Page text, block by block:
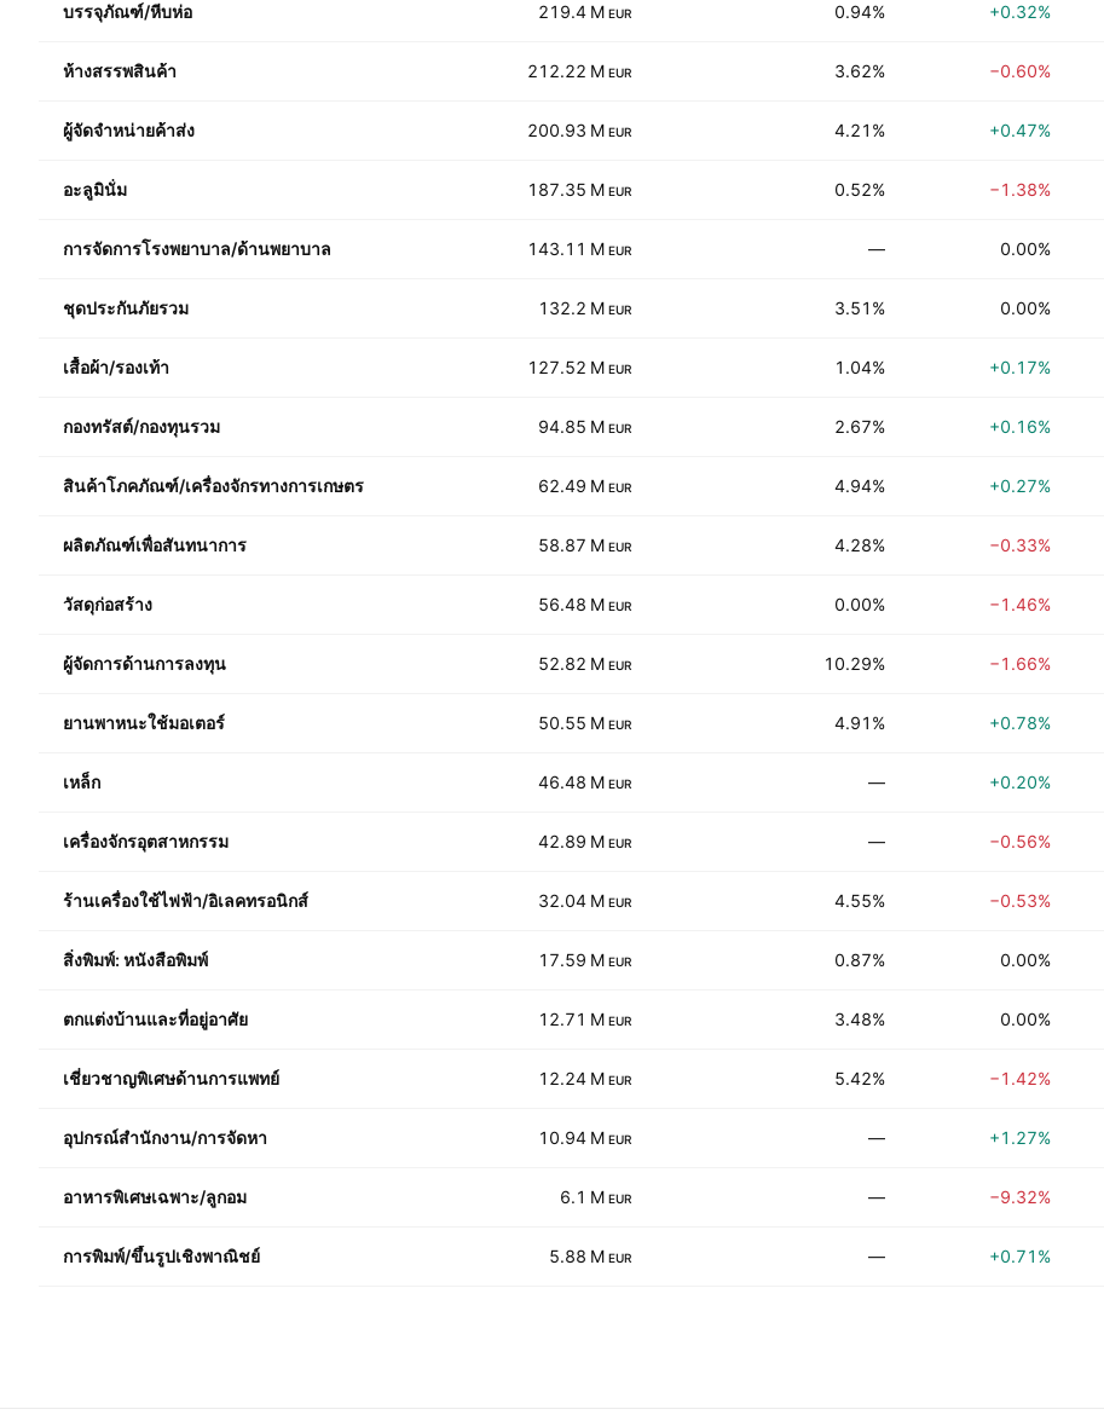
บรรจุภัณฑ์/หีบห่อ 219.4 M EUR 0.94% +0.32%
ห้างสรรพสินค้า 212.22 M EUR 3.62% −0.60%
ผู้จัดจำหน่ายค้าส่ง 200.93 M EUR 4.21% +0.47%
อะลูมินั่ม 187.35 M EUR 0.52% −1.38%
การจัดการโรงพยาบาล/ด้านพยาบาล 143.11 M EUR — 0.00%
ชุดประกันภัยรวม 132.2 M EUR 3.51% 0.00%
เสื้อผ้า/รองเท้า 127.52 M EUR 1.04% +0.17%
กองทรัสต์/กองทุนรวม 94.85 M EUR 2.67% +0.16%
สินค้าโภคภัณฑ์/เครื่องจักรทางการเกษตร 62.49 M EUR 4.94% +0.27%
ผลิตภัณฑ์เพื่อสันทนาการ 58.87 M EUR 4.28% −0.33%
วัสดุก่อสร้าง 56.48 M EUR 0.00% −1.46%
ผู้จัดการด้านการลงทุน 52.82 M EUR 10.29% −1.66%
ยานพาหนะใช้มอเตอร์ 50.55 M EUR 4.91% +0.78%
เหล็ก 46.48 M EUR — +0.20%
เครื่องจักรอุตสาหกรรม 42.89 M EUR — −0.56%
ร้านเครื่องใช้ไฟฟ้า/อิเลคทรอนิกส์ 32.04 M EUR 4.55% −0.53%
สิ่งพิมพ์: หนังสือพิมพ์ 17.59 M EUR 0.87% 0.00%
ตกแต่งบ้านและที่อยู่อาศัย 12.71 M EUR 3.48% 0.00%
เชี่ยวชาญพิเศษด้านการแพทย์ 12.24 M EUR 5.42% −1.42%
อุปกรณ์สำนักงาน/การจัดหา 10.94 M EUR — +1.27%
อาหารพิเศษเฉพาะ/ลูกอม 6.1 M EUR — −9.32%
การพิมพ์/ขึ้นรูปเชิงพาณิชย์ 5.88 M EUR — +0.71%